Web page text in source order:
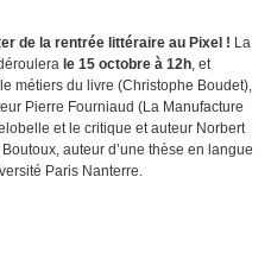
de la rentrée littéraire au Pixel ! La
le 15 octobre à 12h, et
métiers du livre (Christophe Boudet),
Pierre Fourniaud (La Manufacture
et le critique et auteur Norbert
auteur d’une thèse en langue
Paris Nanterre.